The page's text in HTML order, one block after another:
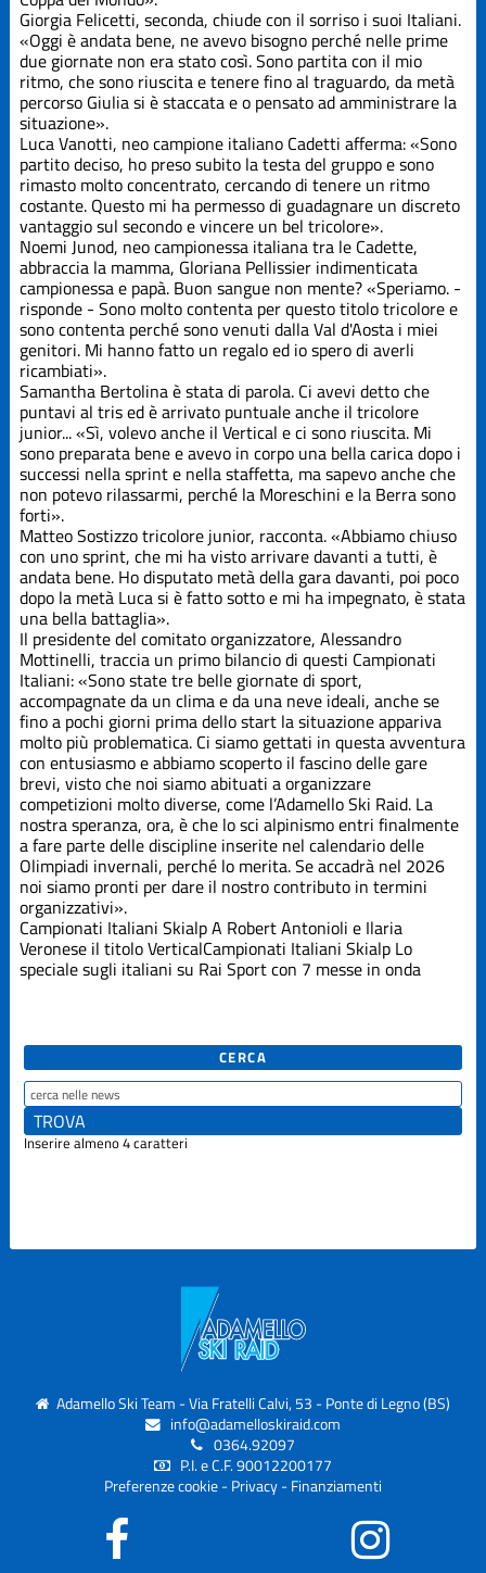
Giorgia Felicetti, seconda, chiude con il sorriso i suoi Italiani.
«Oggi è andata bene, ne avevo bisogno perché nelle prime
due giornate non era stato così. Sono partita con il mio
ritmo, che sono riuscita e tenere fino al traguardo, da metà
percorso Giulia si è staccata e o pensato ad amministrare la
situazione».
Luca Vanotti, neo campione italiano Cadetti afferma: «Sono
partito deciso, ho preso subito la testa del gruppo e sono
rimasto molto concentrato, cercando di tenere un ritmo
costante. Questo mi ha permesso di guadagnare un discreto
vantaggio sul secondo e vincere un bel tricolore».
Noemi Junod, neo campionessa italiana tra le Cadette,
abbraccia la mamma, Gloriana Pellissier indimenticata
campionessa e papà. Buon sangue non mente? «Speriamo. -
risponde - Sono molto contenta per questo titolo tricolore e
sono contenta perché sono venuti dalla Val d'Aosta i miei
genitori. Mi hanno fatto un regalo ed io spero di averli
ricambiati».
Samantha Bertolina è stata di parola. Ci avevi detto che
puntavi al tris ed è arrivato puntuale anche il tricolore
junior... «Sì, volevo anche il Vertical e ci sono riuscita. Mi
sono preparata bene e avevo in corpo una bella carica dopo i
successi nella sprint e nella staffetta, ma sapevo anche che
non potevo rilassarmi, perché la Moreschini e la Berra sono
forti».
Matteo Sostizzo tricolore junior, racconta. «Abbiamo chiuso
con uno sprint, che mi ha visto arrivare davanti a tutti, è
andata bene. Ho disputato metà della gara davanti, poi poco
dopo la metà Luca si è fatto sotto e mi ha impegnato, è stata
una bella battaglia».
Il presidente del comitato organizzatore, Alessandro
Mottinelli, traccia un primo bilancio di questi Campionati
Italiani: «Sono state tre belle giornate di sport,
accompagnate da un clima e da una neve ideali, anche se
fino a pochi giorni prima dello start la situazione appariva
molto più problematica. Ci siamo gettati in questa avventura
con entusiasmo e abbiamo scoperto il fascino delle gare
brevi, visto che noi siamo abituati a organizzare
competizioni molto diverse, come l’Adamello Ski Raid. La
nostra speranza, ora, è che lo sci alpinismo entri finalmente
a fare parte delle discipline inserite nel calendario delle
Olimpiadi invernali, perché lo merita. Se accadrà nel 2026
noi siamo pronti per dare il nostro contributo in termini
organizzativi».
Campionati Italiani SkialpA Robert Antonioli e Ilaria
Veronese il titolo VerticalCampionati Italiani Skialp Lo
speciale sugli italiani su Rai Sport con 7 messe in onda
CERCA
Inserire almeno 4 caratteri
Adamello Ski Team - Via Fratelli Calvi, 53 - Ponte di Legno (BS)
info@adamelloskiraid.com
0364.92097
P.I. e C.F. 90012200177
Preferenze cookie - Privacy - Finanziamenti